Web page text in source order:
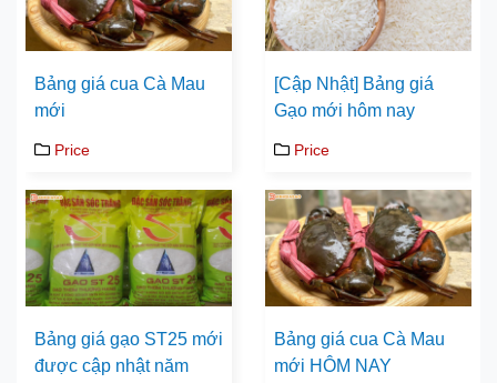
Bảng giá cua Cà Mau
mới
Price
[Cập Nhật] Bảng giá
Gạo mới hôm nay
Price
Bảng giá gạo ST25 mới
được cập nhật năm
Bảng giá cua Cà Mau
mới HÔM NAY